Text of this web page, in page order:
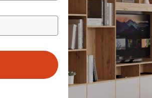
c'est la stabilité assurée !